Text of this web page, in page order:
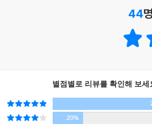
성장은 어느 한 가지 사건으로만 이루
하는 것은 무엇인가? 『8월의 태양』을
춘들은 아무것도 가진 게 없다. 그에 비
이 할 수 있는 일은 생각보다 많지 않다.
비록 아무것도 가진 게 없지만, 무한한
44
별점별로 리뷰를 확인해 보세
20%